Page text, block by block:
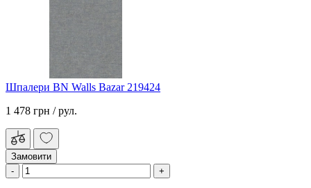
Шпалери BN Walls Bazar 219424
1 478 грн / рул.
Замовити